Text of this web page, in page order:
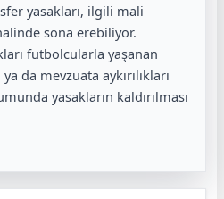
yasakları, ilgili mali
sona erebiliyor.
futbolcularla yaşanan
da mevzuata aykırılıkları
yasakların kaldırılması